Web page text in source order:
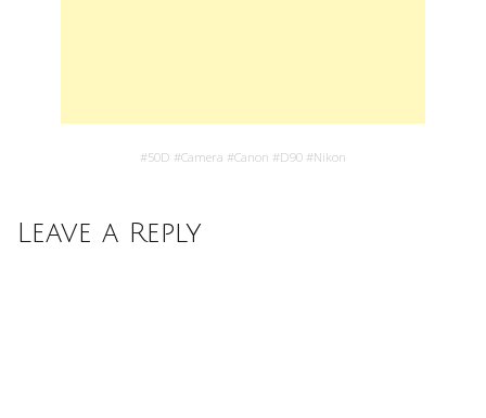
#50D #Camera #Canon #D90 #Nikon
Leave a Reply